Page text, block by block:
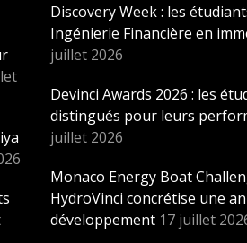
Discovery Week : les
Ingénierie Financière en
juillet 2026
Devinci Awards 2026 : les
distingués pour leurs
juillet 2026
Monaco Energy Boat
HydroVinci concrétise une
développement 17 juillet